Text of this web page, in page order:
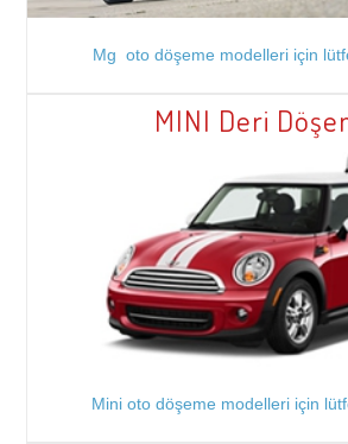
Mg oto döşeme modelleri için
MINI Deri
Mini oto döşeme modelleri için